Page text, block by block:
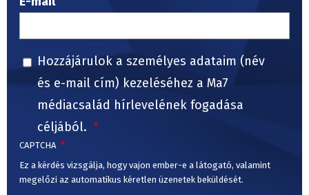
Hozzájárulok a személyes adataim (név
és e-mail cím) kezeléséhez a Ma7
médiacsalád hírlevelének fogadása
céljából.
CAPTCHA
Ez a kérdés vizsgálja, hogy vajon ember-e a látogató, valamint
megelőzi az automatikus kéretlen üzenetek beküldését.